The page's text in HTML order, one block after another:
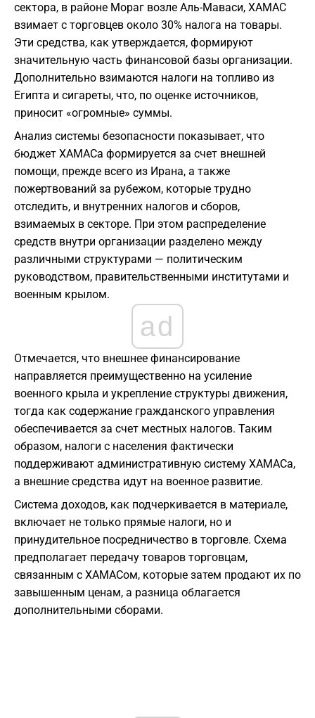
сектора, в районе Мораг возле Аль-Маваси, ХАМАС
взимает с торговцев около 30% налога на товары.
Эти средства, как утверждается, формируют
значительную часть финансовой базы организации.
Дополнительно взимаются налоги на топливо из
Египта и сигареты, что, по оценке источников,
приносит «огромные» суммы.
Анализ системы безопасности показывает, что
бюджет ХАМАСа формируется за счет внешней
помощи, прежде всего из Ирана, а также
пожертвований за рубежом, которые трудно
отследить, и внутренних налогов и сборов,
взимаемых в секторе. При этом распределение
средств внутри организации разделено между
различными структурами — политическим
руководством, правительственными институтами и
военным крылом.
ad
Отмечается, что внешнее финансирование
направляется преимущественно на усиление
военного крыла и укрепление структуры движения,
тогда как содержание гражданского управления
обеспечивается за счет местных налогов. Таким
образом, налоги с населения фактически
поддерживают административную систему ХАМАСа,
а внешние средства идут на военное развитие.
Система доходов, как подчеркивается в материале,
включает не только прямые налоги, но и
принудительное посредничество в торговле. Схема
предполагает передачу товаров торговцам,
связанным с ХАМАСом, которые затем продают их по
завышенным ценам, а разница облагается
дополнительными сборами.